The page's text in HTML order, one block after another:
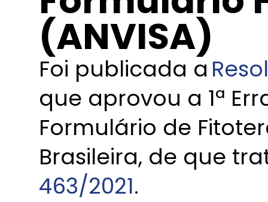
(ANVISA)
Foi publicada a
que aprovou a 1ª
Formulário de
Brasileira, de que
463/2021.